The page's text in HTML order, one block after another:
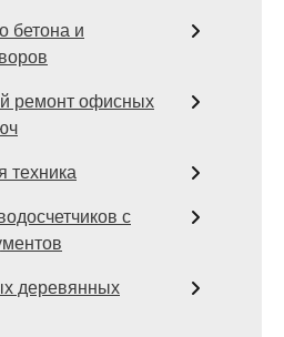
бетона и
ремонт офисных
техника
с
деревянных